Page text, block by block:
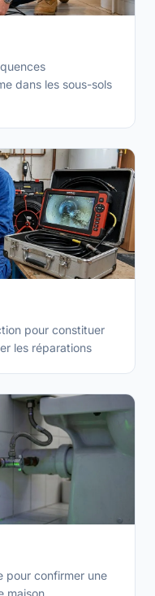
dans les sous-sols
pour constituer
les réparations
pour confirmer une
maison